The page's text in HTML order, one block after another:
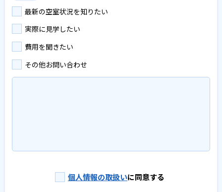
最新の空室状況を知りたい
実際に見学したい
費用を聞きたい
その他お問い合わせ
個人情報の取扱いに同意する